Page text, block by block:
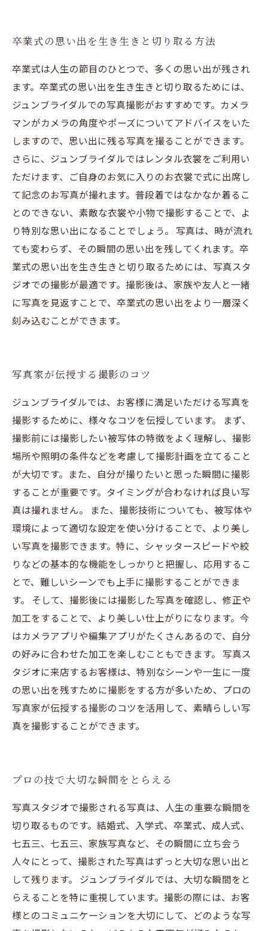
卒業式の思い出を生き生きと切り取る方法
卒業式は人生の節目のひとつで、多くの思い出が残され
ます。卒業式の思い出を生き生きと切り取るためには、
ジュンブライダルでの写真撮影がおすすめです。カメラ
マンがカメラの角度やポーズについてアドバイスをいた
しますので、思い出に残る写真を撮ることができます。
さらに、ジュンブライダルではレンタル衣裳をご利用い
ただけます、ご自身のお気に入りのお衣裳で式に出席し
て記念のお写真が撮れます。普段着ではなかなか着るこ
とのできない、素敵な衣裳や小物で撮影することで、よ
り特別な思い出になることでしょう。 写真は、時が流れ
ても変わらず、その瞬間の思い出を残してくれます。卒
業式の思い出を生き生きと切り取るためには、写真スタ
ジオでの撮影が最適です。撮影後は、家族や友人と一緒
に写真を見返すことで、卒業式の思い出をより一層深く
刻み込むことができます。
写真家が伝授する撮影のコツ
ジュンブライダルでは、お客様に満足いただける写真を
撮影するために、様々なコツを伝授しています。 まず、
撮影前には撮影したい被写体の特徴をよく理解し、撮影
場所や照明の条件などを考慮して撮影計画を立てること
が大切です。また、自分が撮りたいと思った瞬間に撮影
することが重要です。タイミングが合わなければ良い写
真は撮れません。 また、撮影技術についても、被写体や
環境によって適切な設定を使い分けることで、より美し
い写真を撮影できます。特に、シャッタースピードや絞
りなどの基本的な機能をしっかりと把握し、応用するこ
とで、難しいシーンでも上手に撮影することができま
す。 そして、撮影後には撮影した写真を確認し、修正や
加工をすることで、より美しい仕上がりになります。今
はカメラアプリや編集アプリがたくさんあるので、自分
の好みに合わせた加工を楽しむこともできます。 写真ス
タジオに来店するお客様は、特別なシーンや一生に一度
の思い出を残すために撮影をする方が多いため、プロの
写真家が伝授する撮影のコツを活用して、素晴らしい写
真を撮影することができます。
プロの技で大切な瞬間をとらえる
写真スタジオで撮影される写真は、人生の重要な瞬間を
切り取るものです。結婚式、入学式、卒業式、成人式、
七五三、七五三、家族写真など、その瞬間に立ち会う
人々にとって、撮影された写真はずっと大切な思い出と
して残ります。 ジュンブライダルでは、大切な瞬間をと
らえることを特に重視しています。撮影の際には、お客
様とのコミュニケーションを大切にして、どのような写